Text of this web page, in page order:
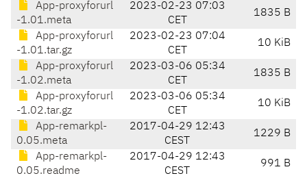
App-proxyforurl
-1.01.meta
2023-02-23 07:03
CET
1835 B
App-proxyforurl
-1.01.tar.gz
2023-02-23 07:04
CET
10 KiB
App-proxyforurl
-1.02.meta
2023-03-06 05:34
CET
1835 B
App-proxyforurl
-1.02.tar.gz
2023-03-06 05:34
CET
10 KiB
App-remarkpl-
0.05.meta
2017-04-29 12:43
CEST
1229 B
App-remarkpl-
0.05.readme
2017-04-29 12:43
CEST
991 B